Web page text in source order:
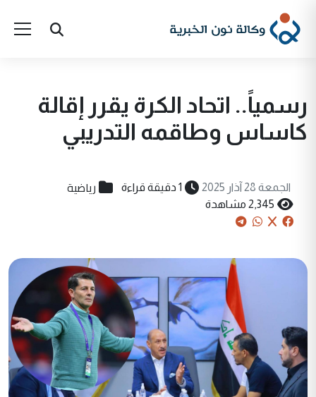
رسمياً.. اتحاد الكرة يقرر إقالة
كاساس وطاقمه التدريبي
الجمعة 28 آذار 2025 1 دقيقة قراءة رياضية
2,345 مشاهدة